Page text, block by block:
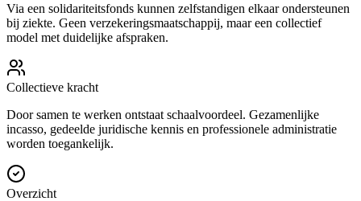
Via een solidariteitsfonds kunnen zelfstandigen elkaar ondersteunen
bij ziekte. Geen verzekeringsmaatschappij, maar een collectief
model met duidelijke afspraken.
Collectieve kracht
Door samen te werken ontstaat schaalvoordeel. Gezamenlijke
incasso, gedeelde juridische kennis en professionele administratie
worden toegankelijk.
Overzicht